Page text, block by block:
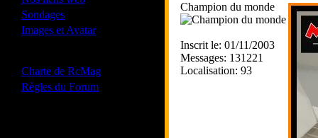
Sondages
Images et Avatar
Charte de RcMag
Règles du Forum
Champion du monde
Inscrit le: 01/11/2003
Messages: 131221
Localisation: 93